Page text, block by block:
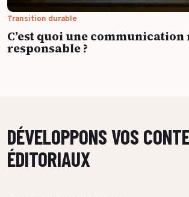
Transition durable
C’est quoi une
responsable ?
DÉVELOPPONS VOS
ÉDITORIAUX